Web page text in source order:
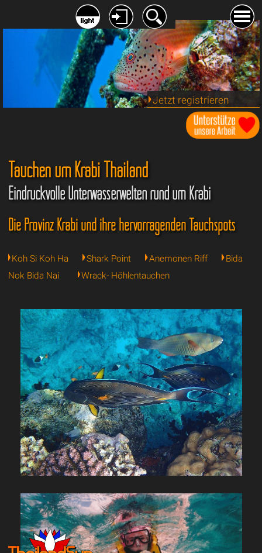
Jetzt registrieren
Tauchen um Krabi Thailand
Eindruckvolle Unterwasserwelten rund um Krabi
Die Provinz Krabi und ihre hervorragenden Tauchspots
Koh Si Koh Ha Shark Point Anemonen Riff
Bida
Nok Bida Nai
Wrack- Höhlentauchen